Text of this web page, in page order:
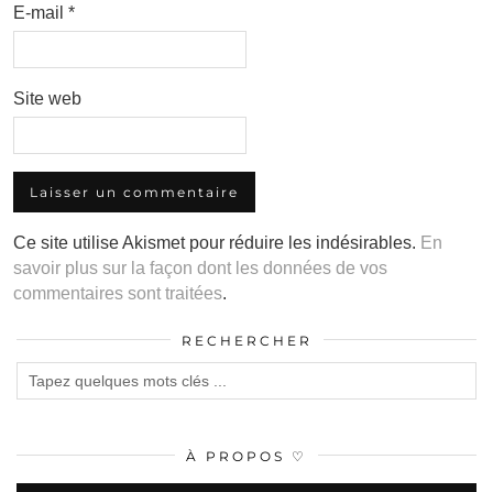
E-mail *
Site web
Ce site utilise Akismet pour réduire les indésirables. En
savoir plus sur la façon dont les données de vos
commentaires sont traitées.
RECHERCHER
À PROPOS ♡